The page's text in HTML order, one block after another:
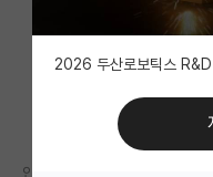
자유 게시판(아무개랩)
미국 유학 게시판
미국 대학원 합격 후기
안녕하세요. 진학 및 연구 방향
2026 두산로보틱스